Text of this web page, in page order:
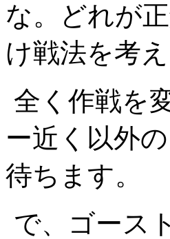
な。どれが
け戦法を考え
全く作戦を
ー近く以外
待ちます。
で、ゴース